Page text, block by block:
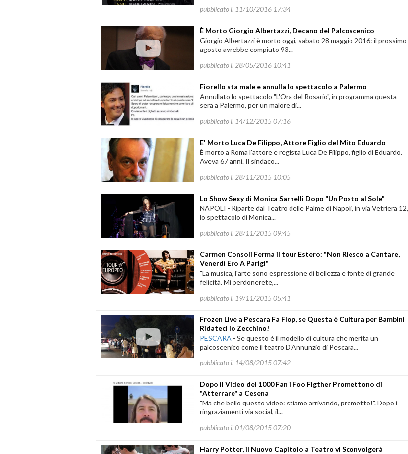
pubblicato il 11/10/2016 17:34
È Morto Giorgio Albertazzi, Decano del Palcoscenico
Giorgio Albertazzi è morto oggi, sabato 28 maggio 2016: il prossimo
agosto avrebbe compiuto 93...
pubblicato il 28/05/2016 10:41
Fiorello sta male e annulla lo spettacolo a Palermo
Annullato lo spettacolo "L'Ora del Rosario", in programma questa
sera a Palermo, per un malore di...
pubblicato il 14/12/2015 07:16
E' Morto Luca De Filippo, Attore Figlio del Mito Eduardo
È morto a Roma l'attore e regista Luca De Filippo, figlio di Eduardo.
Aveva 67 anni. Il sindaco...
pubblicato il 28/11/2015 10:05
Lo Show Sexy di Monica Sarnelli Dopo "Un Posto al Sole"
NAPOLI - Riparte dal Teatro delle Palme di Napoli, in via Vetriera 12,
lo spettacolo di Monica...
pubblicato il 28/11/2015 09:45
Carmen Consoli Ferma il tour Estero: "Non Riesco a Cantare,
Venerdì Ero A Parigi"
"La musica, l'arte sono espressione di bellezza e fonte di grande
felicità. Mi perdonerete,...
pubblicato il 19/11/2015 05:41
Frozen Live a Pescara Fa Flop, se Questa è Cultura per Bambini
Ridateci lo Zecchino!
PESCARA - Se questo è il modello di cultura che merita un
palcoscenico come il teatro D'Annunzio di Pescara...
pubblicato il 14/08/2015 07:42
Dopo il Video dei 1000 Fan i Foo Figther Promettono di
"Atterrare" a Cesena
"Ma che bello questo video: stiamo arrivando, prometto!". Dopo i
ringraziamenti via social, il...
pubblicato il 01/08/2015 07:20
Harry Potter, il Nuovo Capitolo a Teatro vi Sconvolgerà